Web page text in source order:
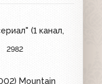
(1 канал,
2982
Mountain